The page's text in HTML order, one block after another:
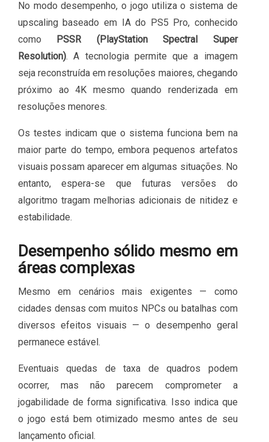
No modo desempenho, o jogo utiliza o sistema de
upscaling baseado em IA do PS5 Pro, conhecido
como PSSR (PlayStation Spectral Super
Resolution). A tecnologia permite que a imagem
seja reconstruída em resoluções maiores, chegando
próximo ao 4K mesmo quando renderizada em
resoluções menores.
Os testes indicam que o sistema funciona bem na
maior parte do tempo, embora pequenos artefatos
visuais possam aparecer em algumas situações. No
entanto, espera-se que futuras versões do
algoritmo tragam melhorias adicionais de nitidez e
estabilidade.
Desempenho sólido mesmo em
áreas complexas
Mesmo em cenários mais exigentes — como
cidades densas com muitos NPCs ou batalhas com
diversos efeitos visuais — o desempenho geral
permanece estável.
Eventuais quedas de taxa de quadros podem
ocorrer, mas não parecem comprometer a
jogabilidade de forma significativa. Isso indica que
o jogo está bem otimizado mesmo antes de seu
lançamento oficial.